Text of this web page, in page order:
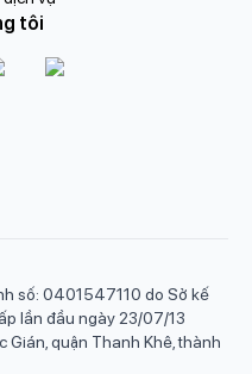
tôi
số: 0401547110 do Sở kế
lần đầu ngày 23/07/13
Gián, quận Thanh Khê, thành